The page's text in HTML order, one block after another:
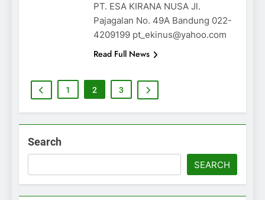
PT. ESA KIRANA NUSA Jl.
Pajagalan No. 49A Bandung 022-
4209199 pt_ekinus@yahoo.com
Read Full News
1 2 3
Search
SEARCH